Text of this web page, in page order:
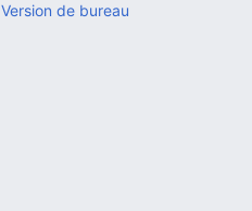
Version de bureau